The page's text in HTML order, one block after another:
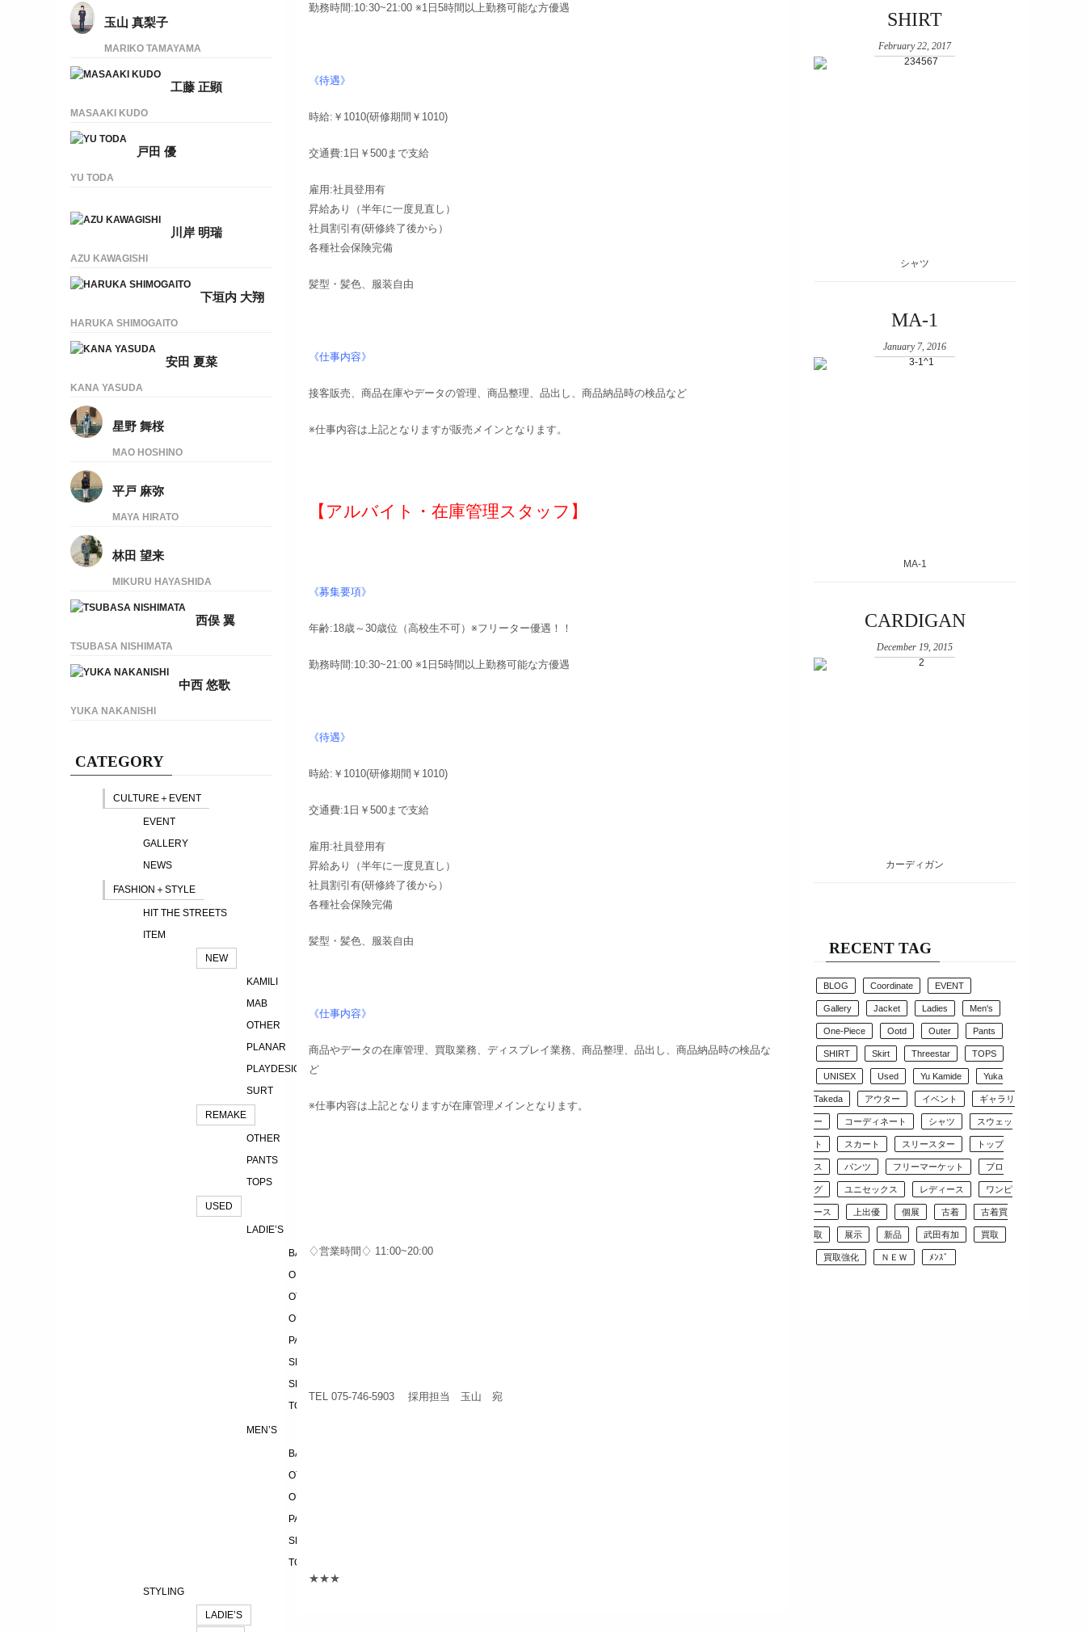
玉山 真梨子
MARIKO TAMAYAMA
工藤 正顕
MASAAKI KUDO
戸田 優
YU TODA
川岸 明瑞
AZU KAWAGISHI
下垣内 大翔
HARUKA SHIMOGAITO
安田 夏菜
KANA YASUDA
星野 舞桜
MAO HOSHINO
平戸 麻弥
MAYA HIRATO
林田 望来
MIKURU HAYASHIDA
西俣 翼
TSUBASA NISHIMATA
中西 悠歌
YUKA NAKANISHI
CATEGORY
CULTURE＋EVENT
EVENT
GALLERY
NEWS
FASHION＋STYLE
HIT THE STREETS
ITEM
NEW
KAMILI
MAB
OTHER
PLANAR
PLAYDESIGN
SURT
REMAKE
OTHER
PANTS
TOPS
USED
LADIE’S
BAG
ONEPIECE
OTHER
OUTER
PANTS
SHOES
SKIRT
TOPS
MEN’S
BAG
OTHER
OUTER
PANTS
SHOES
TOPS
STYLING
LADIE’S
勤務時間:10:30~21:00 ※1日5時間以上勤務可能な方優遇
《待遇》
時給:￥1010(研修期間￥1010)
交通費:1日￥500まで支給
雇用:社員登用有
昇給あり（半年に一度見直し）
社員割引有(研修終了後から）
各種社会保険完備
髪型・髪色、服装自由
《仕事内容》
接客販売、商品在庫やデータの管理、商品整理、品出し、商品納品時の検品など
※仕事内容は上記となりますが販売メインとなります。
【アルバイト・在庫管理スタッフ】
《募集要項》
年齢:18歳～30歳位（高校生不可）※フリーター優遇！！
勤務時間:10:30~21:00 ※1日5時間以上勤務可能な方優遇
《待遇》
時給:￥1010(研修期間￥1010)
交通費:1日￥500まで支給
雇用:社員登用有
昇給あり（半年に一度見直し）
社員割引有(研修終了後から）
各種社会保険完備
髪型・髪色、服装自由
《仕事内容》
商品やデータの在庫管理、買取業務、ディスプレイ業務、商品整理、品出し、商品納品時の検品な
ど
※仕事内容は上記となりますが在庫管理メインとなります。
♢営業時間♢ 11:00~20:00
TEL 075-746-5903 採用担当 玉山 宛
★★★
SHIRT
February 22, 2017
シャツ
MA-1
January 7, 2016
MA-1
CARDIGAN
December 19, 2015
カーディガン
RECENT TAG
BLOG Coordinate EVENT
Gallery Jacket Ladies Men's
One-Piece Ootd Outer Pants
SHIRT Skirt Threestar TOPS
UNISEX Used Yu Kamide Yuka
Takeda アウター イベント ギャラリ
ー コーディネート シャツ スウェッ
ト スカート スリースター トップ
ス パンツ フリーマーケット ブロ
グ ユニセックス レディース ワンピ
ース 上出優 個展 古着 古着買
取 展示 新品 武田有加 買取
買取強化 ＮＥＷ ﾒﾝｽﾞ